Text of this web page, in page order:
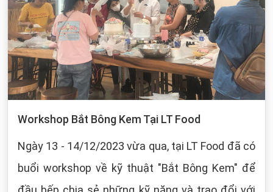
Workshop Bắt Bông Kem Tại LT Food
Ngày 13 - 14/12/2023 vừa qua, tại LT Food đã có
buổi workshop về kỹ thuật "Bắt Bông Kem" để